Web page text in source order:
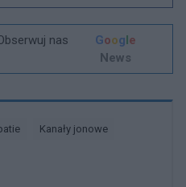
nas
Google
News
Kanały jonowe